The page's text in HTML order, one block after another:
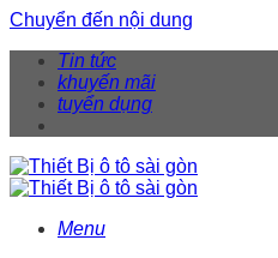
Chuyển đến nội dung
Tin tức
khuyến mãi
tuyển dụng
Menu